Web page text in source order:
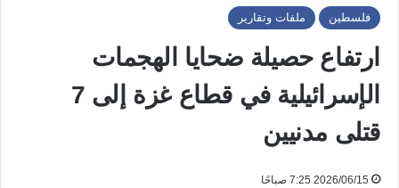
فلسطين ملفات وتقارير
ارتفاع حصيلة ضحايا الهجمات
الإسرائيلية في قطاع غزة إلى 7
قتلى مدنيين
2026/06/15 7:25 صباحًا